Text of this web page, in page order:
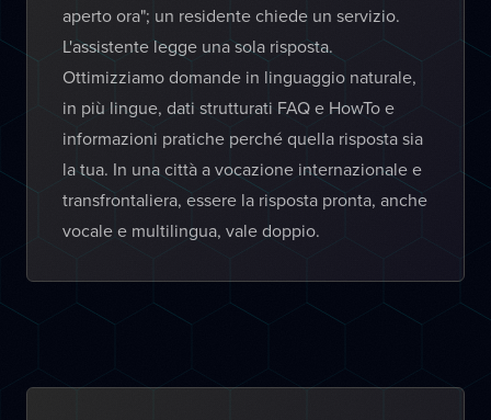
aperto ora"; un residente chiede un servizio.
L'assistente legge una sola risposta.
Ottimizziamo domande in linguaggio naturale,
in più lingue, dati strutturati FAQ e HowTo e
informazioni pratiche perché quella risposta sia
la tua. In una città a vocazione internazionale e
transfrontaliera, essere la risposta pronta, anche
vocale e multilingua, vale doppio.